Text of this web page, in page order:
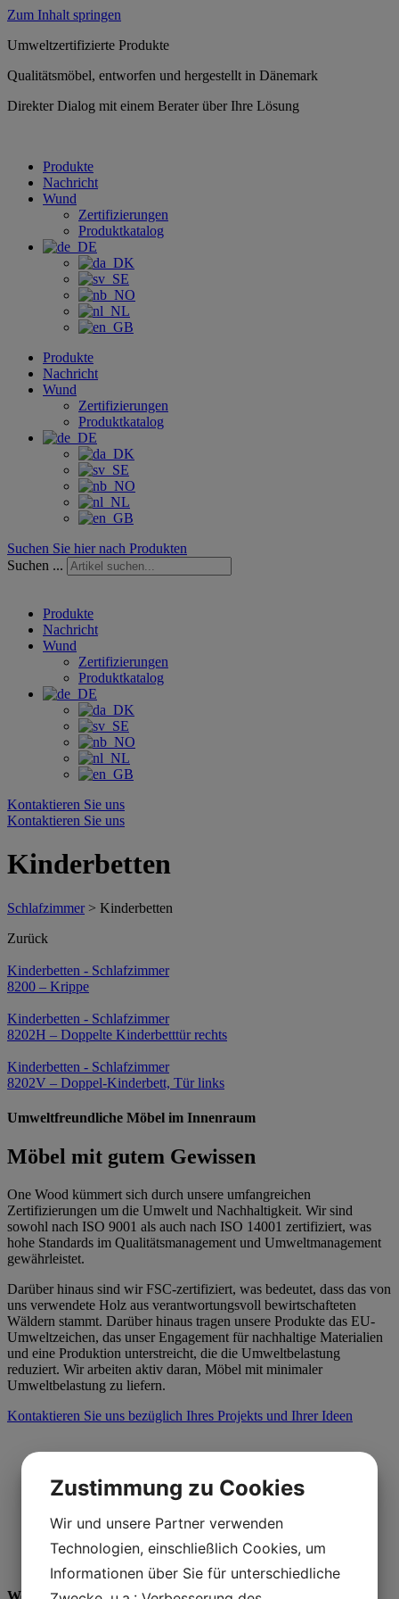
Zum Inhalt springen
Umweltzertifizierte Produkte
Qualitätsmöbel, entworfen und hergestellt in Dänemark
Direkter Dialog mit einem Berater über Ihre Lösung
Produkte
Nachricht
Wund
Zertifizierungen
Produktkatalog
Produkte
Nachricht
Wund
Zertifizierungen
Produktkatalog
Suchen Sie hier nach Produkten
Suchen ...
Produkte
Nachricht
Wund
Zertifizierungen
Produktkatalog
Kontaktieren Sie uns
Kontaktieren Sie uns
Kinderbetten
Schlafzimmer > Kinderbetten
Zurück
Kinderbetten - Schlafzimmer
8200 – Krippe
Kinderbetten - Schlafzimmer
8202H – Doppelte Kinderbetttür rechts
Kinderbetten - Schlafzimmer
8202V – Doppel-Kinderbett, Tür links
Umweltfreundliche Möbel im Innenraum
Möbel mit gutem Gewissen
One Wood kümmert sich durch unsere umfangreichen
Zertifizierungen um die Umwelt und Nachhaltigkeit. Wir sind
sowohl nach ISO 9001 als auch nach ISO 14001 zertifiziert, was
hohe Standards im Qualitätsmanagement und Umweltmanagement
gewährleistet.
Darüber hinaus sind wir FSC-zertifiziert, was bedeutet, dass das von
uns verwendete Holz aus verantwortungsvoll bewirtschafteten
Wäldern stammt. Darüber hinaus tragen unsere Produkte das EU-
Umweltzeichen, das unser Engagement für nachhaltige Materialien
und eine Produktion unterstreicht, die die Umweltbelastung
reduziert. Wir arbeiten aktiv daran, Möbel mit minimaler
Umweltbelastung zu liefern.
Kontaktieren Sie uns bezüglich Ihres Projekts und Ihrer Ideen
Wenn Sie mehr wissen wollen...
Zustimmung zu Cookies
Wir und unsere Partner verwenden
Technologien, einschließlich Cookies, um
Informationen über Sie für unterschiedliche